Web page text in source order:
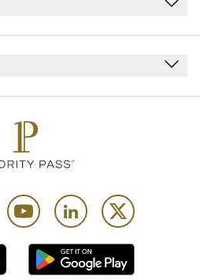
최대 Unlimited명